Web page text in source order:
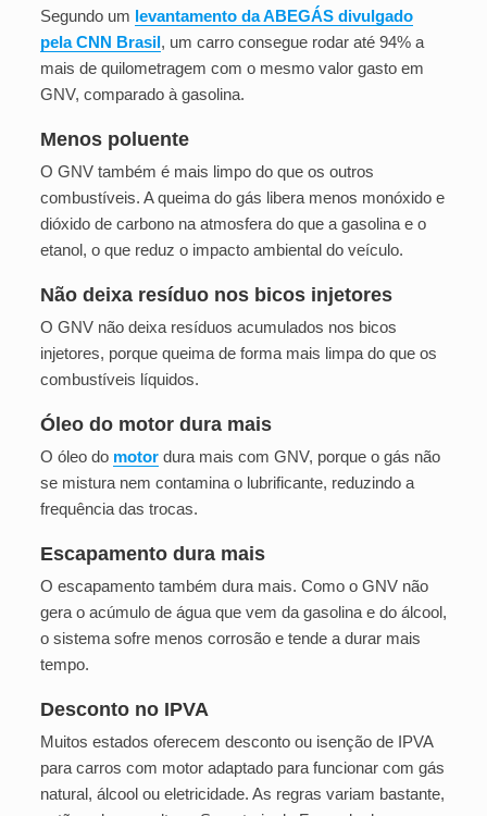
Segundo um levantamento da ABEGÁS divulgado
pela CNN Brasil, um carro consegue rodar até 94% a
mais de quilometragem com o mesmo valor gasto em
GNV, comparado à gasolina.
Menos poluente
O GNV também é mais limpo do que os outros
combustíveis. A queima do gás libera menos monóxido e
dióxido de carbono na atmosfera do que a gasolina e o
etanol, o que reduz o impacto ambiental do veículo.
Não deixa resíduo nos bicos injetores
O GNV não deixa resíduos acumulados nos bicos
injetores, porque queima de forma mais limpa do que os
combustíveis líquidos.
Óleo do motor dura mais
O óleo do motordura mais com GNV, porque o gás não
se mistura nem contamina o lubrificante, reduzindo a
frequência das trocas.
Escapamento dura mais
O escapamento também dura mais. Como o GNV não
gera o acúmulo de água que vem da gasolina e do álcool,
o sistema sofre menos corrosão e tende a durar mais
tempo.
Desconto no IPVA
Muitos estados oferecem desconto ou isenção de IPVA
para carros com motor adaptado para funcionar com gás
natural, álcool ou eletricidade. As regras variam bastante,